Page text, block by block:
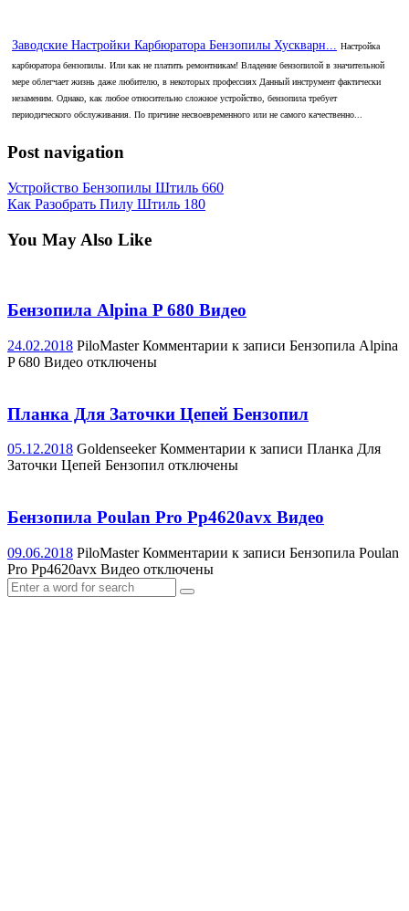
Заводские Настройки Карбюратора Бензопилы Хускварн...
Настройка
карбюратора бензопилы. Или как не платить ремонтникам! Владение бензопилой в значительной
мере облегчает жизнь даже любителю, в некоторых профессиях Данный инструмент фактически
незаменим. Однако, как любое относительно сложное устройство, бензопила требует
периодического обслуживания. По причине несвоевременного или не самого качественно...
Post navigation
Устройство Бензопилы Штиль 660
Как Разобрать Пилу Штиль 180
You May Also Like
Бензопила Alpina P 680 Видео
24.02.2018 PiloMaster Комментарии к записи Бензопила Alpina
P 680 Видео отключены
Планка Для Заточки Цепей Бензопил
05.12.2018 Goldenseeker Комментарии к записи Планка Для
Заточки Цепей Бензопил отключены
Бензопила Poulan Pro Pp4620avx Видео
09.06.2018 PiloMaster Комментарии к записи Бензопила Poulan
Pro Pp4620avx Видео отключены